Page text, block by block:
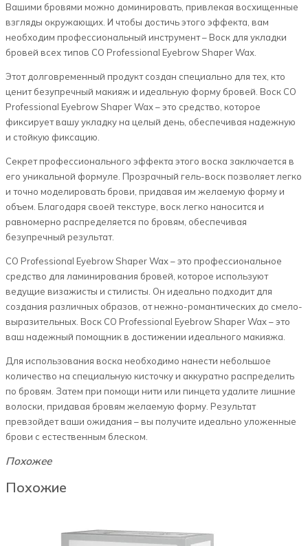
Вашими бровями можно доминировать, привлекая восхищенные
взгляды окружающих. И чтобы достичь этого эффекта, вам
необходим профессиональный инструмент – Воск для укладки
бровей всех типов CO Professional Eyebrow Shaper Wax.
Этот долговременный продукт создан специально для тех, кто
ценит безупречный макияж и идеальную форму бровей. Воск CO
Professional Eyebrow Shaper Wax – это средство, которое
фиксирует вашу укладку на целый день, обеспечивая надежную
и стойкую фиксацию.
Секрет профессионального эффекта этого воска заключается в
его уникальной формуле. Прозрачный гель-воск позволяет легко
и точно моделировать брови, придавая им желаемую форму и
объем. Благодаря своей текстуре, воск легко наносится и
равномерно распределяется по бровям, обеспечивая
безупречный результат.
CO Professional Eyebrow Shaper Wax – это профессиональное
средство для ламинирования бровей, которое используют
ведущие визажисты и стилисты. Он идеально подходит для
создания различных образов, от нежно-романтических до смело-
выразительных. Воск CO Professional Eyebrow Shaper Wax – это
ваш надежный помощник в достижении идеального макияжа.
Для использования воска необходимо нанести небольшое
количество на специальную кисточку и аккуратно распределить
по бровям. Затем при помощи нити или пинцета удалите лишние
волоски, придавая бровям желаемую форму. Результат
превзойдет ваши ожидания – вы получите идеально уложенные
брови с естественным блеском.
Похожее
Похожие